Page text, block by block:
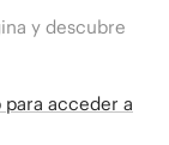
y descubre
acceder a